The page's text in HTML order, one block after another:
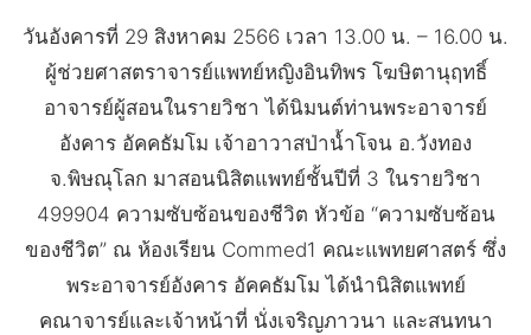
วันอังคารที่ 29 สิงหาคม 2566 เวลา 13.00 น. – 16.00 น.
ผู้ช่วยศาสตราจารย์แพทย์หญิงอินทิพร โฆษิตานุฤทธิ์
อาจารย์ผู้สอนในรายวิชา ได้นิมนต์ท่านพระอาจารย์
อังคาร อัคคธัมโม เจ้าอาวาสป่าน้ำโจน อ.วังทอง
จ.พิษณุโลก มาสอนนิสิตแพทย์ชั้นปีที่ 3 ในรายวิชา
499904 ความซับซ้อนของชีวิต หัวข้อ “ความซับซ้อน
ของชีวิต” ณ ห้องเรียน Commed1 คณะแพทยศาสตร์ ซึ่ง
พระอาจารย์อังคาร อัคคธัมโม ได้นำนิสิตแพทย์
คณาจารย์และเจ้าหน้าที่ นั่งเจริญภาวนา และสนทนา